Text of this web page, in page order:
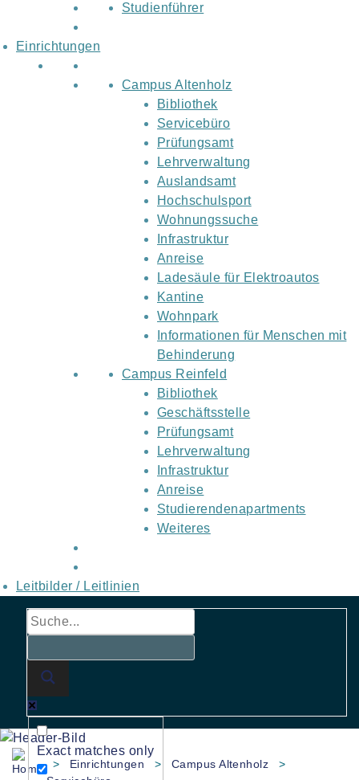
Studienführer
Einrichtungen
Campus Altenholz
Bibliothek
Servicebüro
Prüfungsamt
Lehrverwaltung
Auslandsamt
Hochschulsport
Wohnungssuche
Infrastruktur
Anreise
Ladesäule für Elektroautos
Kantine
Wohnpark
Informationen für Menschen mit
Behinderung
Campus Reinfeld
Bibliothek
Geschäftsstelle
Prüfungsamt
Lehrverwaltung
Infrastruktur
Anreise
Studierendenapartments
Weiteres
Leitbilder / Leitlinien
Exact matches only
> Einrichtungen > Campus Altenholz
>